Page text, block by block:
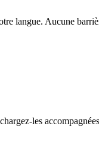
langue. Aucune
les